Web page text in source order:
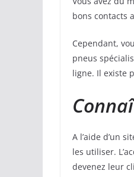
bons contacts
Cependant,
pneus
ligne. Il existe
A l’aide d’un
les utiliser.
devenez leur